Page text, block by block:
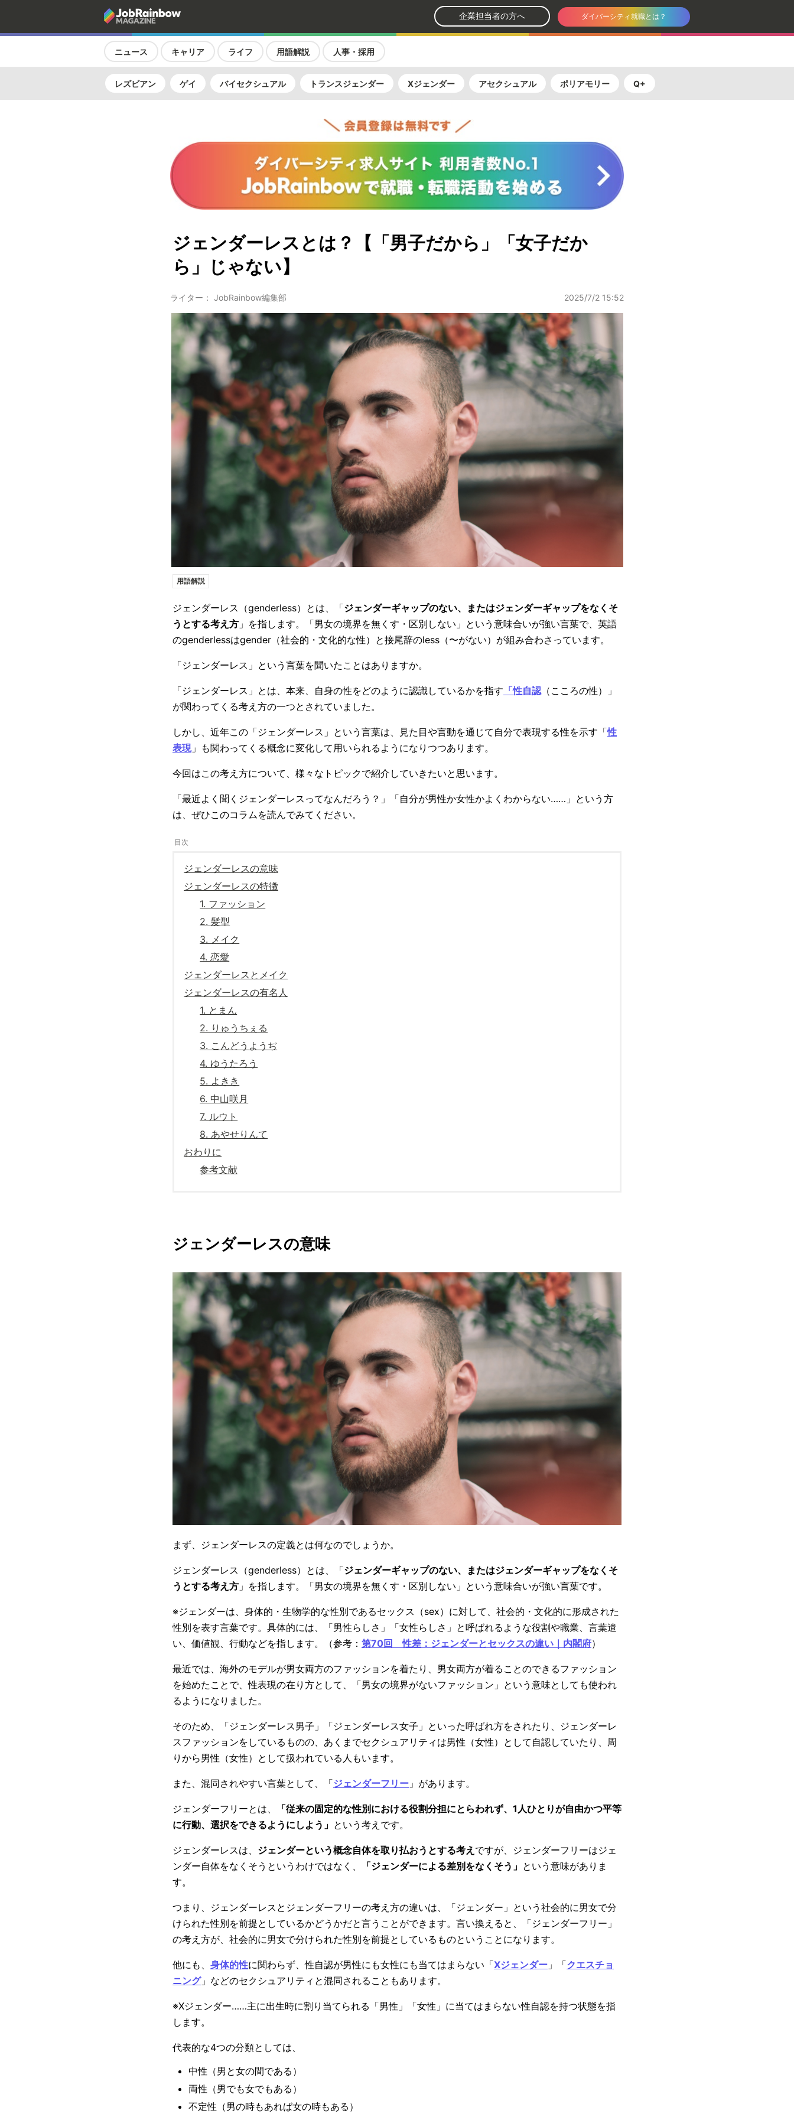
企業担当者の方へ ダイバーシティ就職とは？
ニュース キャリア ライフ 用語解説 人事・採用
レズビアン ゲイ バイセクシュアル トランスジェンダー Xジェンダー アセクシュアル ポリアモリー Q+
ジェンダーレスとは？【「男子だから」「女子だか
ら」じゃない】
ライター： JobRainbow編集部 2025/7/2 15:52
用語解説
ジェンダーレス（genderless）とは、「ジェンダーギャップのない、またはジェンダーギャップをなくそ
うとする考え方 」を指します。「男女の境界を無くす・区別しない」という意味合いが強い言葉で、英語
のgenderlessはgender（社会的・文化的な性）と接尾辞のless（〜がない）が組み合わさっています。
「ジェンダーレス」という言葉を聞いたことはありますか。
「ジェンダーレス」とは、本来、自身の性をどのように認識しているかを指す 「性自認（こころの性）」
が関わってくる考え方の一つとされていました。
しかし、近年この「ジェンダーレス」という言葉は、見た目や言動を通じて自分で表現する性を示す「性
表現」も関わってくる概念に変化して用いられるようになりつつあります。
今回はこの考え方について、様々なトピックで紹介していきたいと思います。
「最近よく聞くジェンダーレスってなんだろう？」「自分が男性か女性かよくわからない……」という方
は、ぜひこのコラムを読んでみてください。
ジェンダーレスの意味
ジェンダーレスの特徴
1. ファッション
2. 髪型
3. メイク
4. 恋愛
ジェンダーレスとメイク
ジェンダーレスの有名人
1. とまん
2. りゅうちぇる
3. こんどうようぢ
4. ゆうたろう
5. よきき
6. 中山咲月
7. ルウト
8. あやせりんて
おわりに
参考文献
ジェンダーレスの意味
まず、ジェンダーレスの定義とは何なのでしょうか。
ジェンダーレス（genderless）とは、「ジェンダーギャップのない、またはジェンダーギャップをなくそ
うとする考え方 」を指します。「男女の境界を無くす・区別しない」という意味合いが強い言葉です。
※ジェンダーは、身体的・生物学的な性別であるセックス（sex）に対して、社会的・文化的に形成された
性別を表す言葉です。具体的には、「男性らしさ」「女性らしさ」と呼ばれるような役割や職業、言葉遣
い、価値観、行動などを指します。（参考： 第70回 性差：ジェンダーとセックスの違い｜内閣府）
最近では、海外のモデルが男女両方のファッションを着たり、男女両方が着ることのできるファッション
を始めたことで、性表現の在り方として、「男女の境界がないファッション」という意味としても使われ
るようになりました。
そのため、「ジェンダーレス男子」「ジェンダーレス女子」といった呼ばれ方をされたり、ジェンダーレ
スファッションをしているものの、あくまでセクシュアリティは男性（女性）として自認していたり、周
りから男性（女性）として扱われている人もいます。
また、混同されやすい言葉として、「ジェンダーフリー 」があります。
ジェンダーフリーとは、
「従来の固定的な性別における役割分担にとらわれず、1人ひとりが自由かつ平等
に行動、選択をできるようにしよう」 という考えです。
ジェンダーレスは、 ジェンダーという概念自体を取り払おうとする考え ですが、ジェンダーフリーはジェ
ンダー自体をなくそうというわけではなく、
「ジェンダーによる差別をなくそう」 という意味がありま
す。
つまり、ジェンダーレスとジェンダーフリーの考え方の違いは、「ジェンダー」という社会的に男女で分
けられた性別を前提としているかどうかだと言うことができます。言い換えると、「ジェンダーフリー」
の考え方が、社会的に男女で分けられた性別を前提としているものということになります。
他にも、 身体的性に関わらず、性自認が男性にも女性にも当てはまらない「Xジェンダー 」「クエスチョ
ニング」などのセクシュアリティと混同されることもあります。
※Xジェンダー……主に出生時に割り当てられる「男性」「女性」に当てはまらない性自認を持つ状態を指
します。
代表的な4つの分類としては、
中性（男と女の間である）
両性（男でも女でもある）
不定性（男の時もあれば女の時もある）